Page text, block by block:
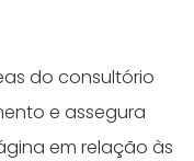
do consultório
e assegura
em relação às